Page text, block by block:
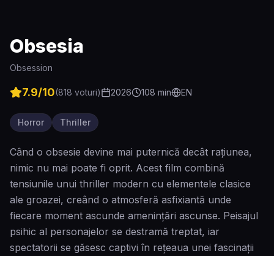
Obsesia
Obsession
7.9/10(818 voturi) 2026 108 min EN
Horror Thriller
Când o obsesie devine mai puternică decât rațiunea,
nimic nu mai poate fi oprit. Acest film combină
tensiunile unui thriller modern cu elementele clasice
ale groazei, creând o atmosferă asfixiantă unde
fiecare moment ascunde amenințări ascunse. Peisajul
psihic al personajelor se destramă treptat, iar
spectatorii se găsesc captivi în rețeaua unei fascinații